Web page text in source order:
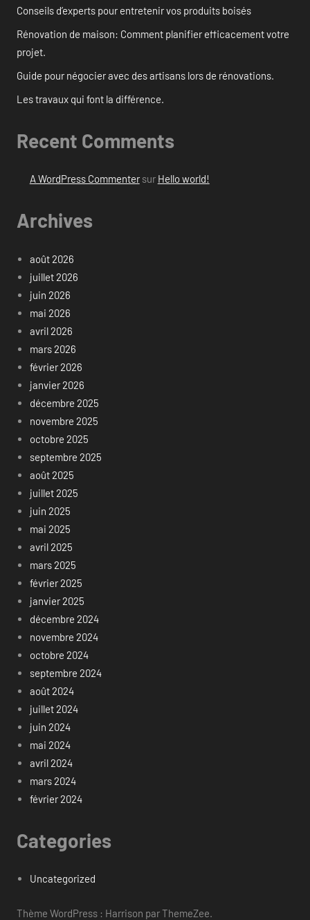
Conseils d’experts pour entretenir vos produits boisés
Rénovation de maison: Comment planifier efficacement votre
projet.
Guide pour négocier avec des artisans lors de rénovations.
Les travaux qui font la différence.
Recent Comments
A WordPress Commentersur Hello world!
Archives
août 2026
juillet 2026
juin 2026
mai 2026
avril 2026
mars 2026
février 2026
janvier 2026
décembre 2025
novembre 2025
octobre 2025
septembre 2025
août 2025
juillet 2025
juin 2025
mai 2025
avril 2025
mars 2025
février 2025
janvier 2025
décembre 2024
novembre 2024
octobre 2024
septembre 2024
août 2024
juillet 2024
juin 2024
mai 2024
avril 2024
mars 2024
février 2024
Categories
Uncategorized
Thème WordPress : Harrison par ThemeZee.